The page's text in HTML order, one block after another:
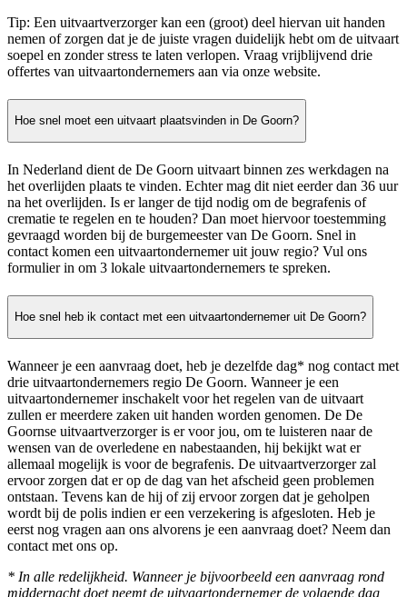
Tip: Een uitvaartverzorger kan een (groot) deel hiervan uit handen
nemen of zorgen dat je de juiste vragen duidelijk hebt om de uitvaart
soepel en zonder stress te laten verlopen. Vraag vrijblijvend drie
offertes van uitvaartondernemers aan via onze website.
Hoe snel moet een uitvaart plaatsvinden in De Goorn?
In Nederland dient de De Goorn uitvaart binnen zes werkdagen na
het overlijden plaats te vinden. Echter mag dit niet eerder dan 36 uur
na het overlijden. Is er langer de tijd nodig om de begrafenis of
crematie te regelen en te houden? Dan moet hiervoor toestemming
gevraagd worden bij de burgemeester van De Goorn. Snel in
contact komen een uitvaartondernemer uit jouw regio? Vul ons
formulier in om 3 lokale uitvaartondernemers te spreken.
Hoe snel heb ik contact met een uitvaartondernemer uit De Goorn?
Wanneer je een aanvraag doet, heb je dezelfde dag* nog contact met
drie uitvaartondernemers regio De Goorn. Wanneer je een
uitvaartondernemer inschakelt voor het regelen van de uitvaart
zullen er meerdere zaken uit handen worden genomen. De De
Goornse uitvaartverzorger is er voor jou, om te luisteren naar de
wensen van de overledene en nabestaanden, hij bekijkt wat er
allemaal mogelijk is voor de begrafenis. De uitvaartverzorger zal
ervoor zorgen dat er op de dag van het afscheid geen problemen
ontstaan. Tevens kan de hij of zij ervoor zorgen dat je geholpen
wordt bij de polis indien er een verzekering is afgesloten. Heb je
eerst nog vragen aan ons alvorens je een aanvraag doet? Neem dan
contact met ons op.
* In alle redelijkheid. Wanneer je bijvoorbeeld een aanvraag rond
middernacht doet neemt de uitvaartondernemer de volgende dag